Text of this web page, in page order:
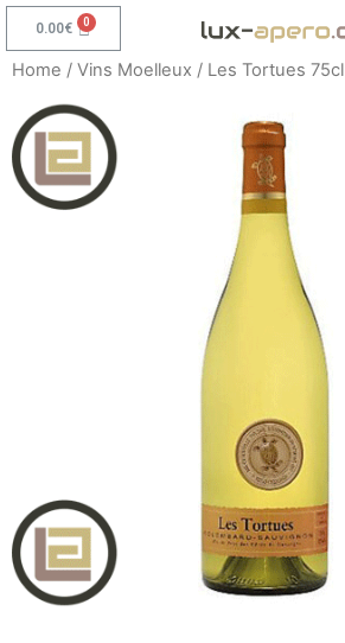
0.00€
Home / Vins Moelleux / Les Tortues 75cl